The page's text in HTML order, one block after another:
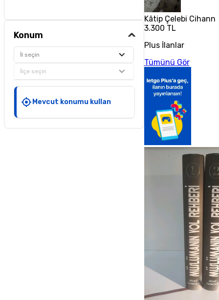
Konum
İl seçin
İlçe seçin
Mevcut konumu kullan
Kâtip Çelebi
3.300 TL
Plus İlanlar
Tümünü Gör